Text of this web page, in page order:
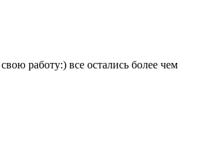
работу:) все остались более чем